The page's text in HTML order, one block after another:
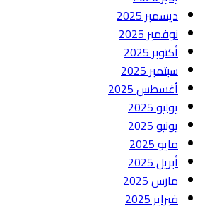
ديسمبر 2025
نوفمبر 2025
أكتوبر 2025
سبتمبر 2025
أغسطس 2025
يوليو 2025
يونيو 2025
مايو 2025
أبريل 2025
مارس 2025
فبراير 2025